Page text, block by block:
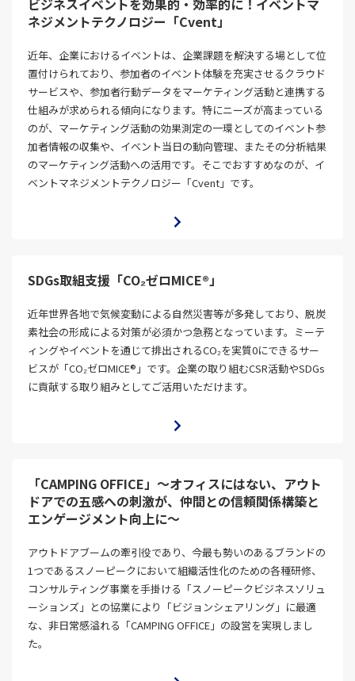
ビジネスイベントを効果的・効率的に！イベントマ
ネジメントテクノロジー「Cvent」
近年、企業におけるイベントは、企業課題を解決する場として位
置付けられており、参加者のイベント体験を充実させるクラウド
サービスや、参加者行動データをマーケティング活動と連携する
仕組みが求められる傾向になります。特にニーズが高まっている
のが、マーケティング活動の効果測定の一環としてのイベント参
加者情報の収集や、イベント当日の動向管理、またその分析結果
のマーケティング活動への活用です。そこでおすすめなのが、イ
ベントマネジメントテクノロジー「Cvent」です。
SDGs取組支援「CO₂ゼロMICE®」
近年世界各地で気候変動による自然災害等が多発しており、脱炭
素社会の形成による対策が必須かつ急務となっています。ミーテ
ィングやイベントを通じて排出されるCO₂を実質0にできるサー
ビスが「CO₂ゼロMICE®」です。企業の取り組むCSR活動やSDGs
に貢献する取り組みとしてご活用いただけます。
「CAMPING OFFICE」～オフィスにはない、アウト
ドアでの五感への刺激が、仲間との信頼関係構築と
エンゲージメント向上に～
アウトドアブームの牽引役であり、今最も勢いのあるブランドの
1つであるスノーピークにおいて組織活性化のための各種研修、
コンサルティング事業を手掛ける「スノーピークビジネスソリュ
ーションズ」との協業により「ビジョンシェアリング」に最適
な、非日常感溢れる「CAMPING OFFICE」の設営を実現しまし
た。